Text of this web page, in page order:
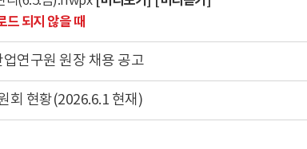
드 되지 않을 때
연구원 원장 채용 공고
회 현황(2026.6.1 현재)